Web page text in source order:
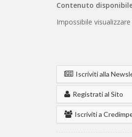
Contenuto
Impossibile
Iscriviti alla
Registrati al Sito
Iscriviti a